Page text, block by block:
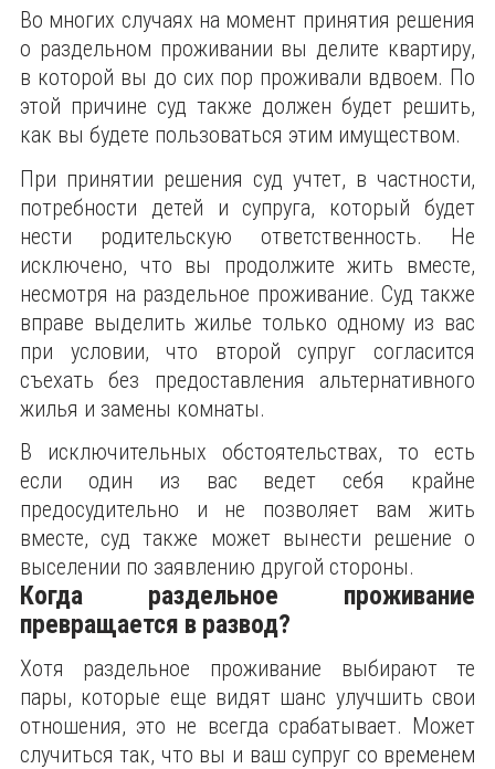
Во многих случаях на момент принятия решения
о раздельном проживании вы делите квартиру,
в которой вы до сих пор проживали вдвоем. По
этой причине суд также должен будет решить,
как вы будете пользоваться этим имуществом.
При принятии решения суд учтет, в частности,
потребности детей и супруга, который будет
нести родительскую ответственность. Не
исключено, что вы продолжите жить вместе,
несмотря на раздельное проживание. Суд также
вправе выделить жилье только одному из вас
при условии, что второй супруг согласится
съехать без предоставления альтернативного
жилья и замены комнаты.
В исключительных обстоятельствах, то есть
если один из вас ведет себя крайне
предосудительно и не позволяет вам жить
вместе, суд также может вынести решение о
выселении по заявлению другой стороны.
Когда раздельное проживание
превращается в развод?
Хотя раздельное проживание выбирают те
пары, которые еще видят шанс улучшить свои
отношения, это не всегда срабатывает. Может
случиться так, что вы и ваш супруг со временем